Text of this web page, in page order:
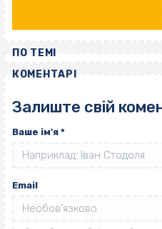
ПО ТЕМІ
КОМЕНТАРІ
Залиште свій
Ваше ім'я *
Email